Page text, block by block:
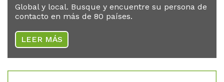
Global y local. Busque y encuentre su persona de
contacto en más de 80 países.
LEER MÁS